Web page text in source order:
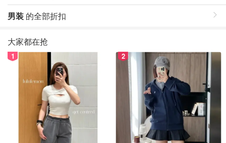
男装 的全部折扣
大家都在抢
1 2